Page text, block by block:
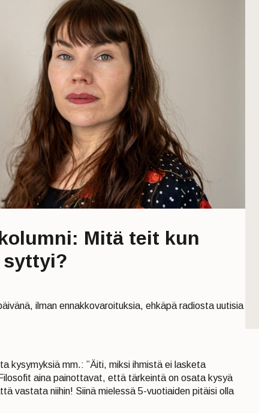
Mitä teit kun
syttyi?
ilman ennakkovaroituksia, ehkäpä radiosta uutisia
kysymyksiä mm.: ”Äiti, miksi ihmistä ei lasketa
aina painottavat, että tärkeintä on osata kysyä
vastata niihin! Siinä mielessä 5-vuotiaiden pitäisi olla